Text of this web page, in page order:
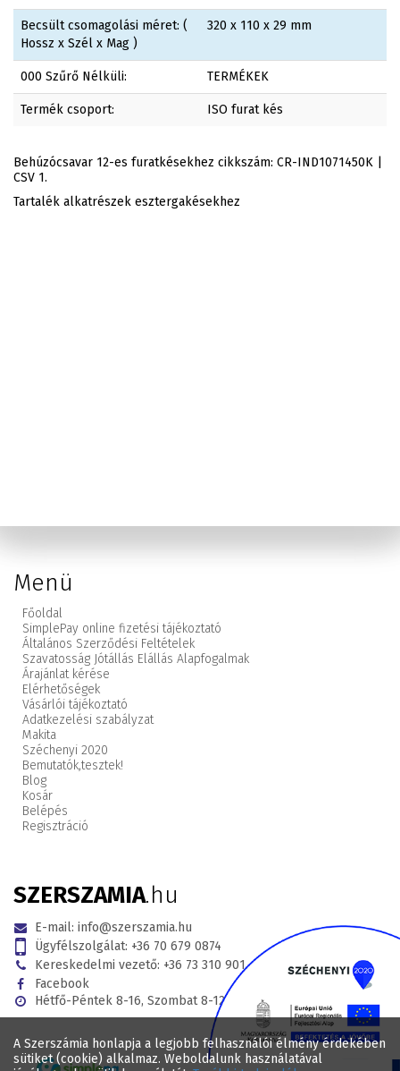
A Szerszámia honlapja a legjobb felhasználói élmény érdekében
sütiket (cookie) alkalmaz. Weboldalunk használatával
Becsült csomagolási méret: (
Hossz x Szél x Mag )
320 x 110 x 29 mm
000 Szűrő Nélküli: TERMÉKEK
Termék csoport: ISO furat kés
Behúzócsavar 12-es furatkésekhez cikkszám: CR-IND1071450K |
CSV 1.
Tartalék alkatrészek esztergakésekhez
Menü
Főoldal
SimplePay online fizetési tájékoztató
Általános Szerződési Feltételek
Szavatosság Jótállás Elállás Alapfogalmak
Árajánlat kérése
Elérhetőségek
Vásárlói tájékoztató
Adatkezelési szabályzat
Makita
Széchenyi 2020
Bemutatók,tesztek!
Blog
Kosár
Belépés
Regisztráció
SZERSZAMIA.hu
E-mail: info@szerszamia.hu
Ügyfélszolgálat: +36 70 679 0874
Kereskedelmi vezető: +36 73 310 901
Facebook
Hétfő-Péntek 8-16, Szombat 8-12